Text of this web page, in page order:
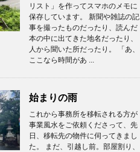
リスト」を作ってスマホのメモに
保存しています。 新聞や雑誌の記
事を撮ったものだったり、読んだ
本の中に出てきた地名だったり、
人から聞いた所だったり。 「あ、
ここなら時間があ ...
始まりの雨
これから事務所を移転される方が
事業風水をご依頼くださって、先
日、移転先の物件に伺ってきまし
た。 まだ、引越し前。部屋割り、